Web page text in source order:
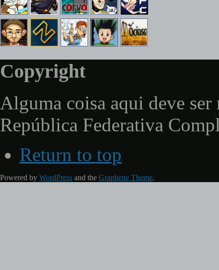
Copyright
Alguma coisa aqui deve ser
República Federativa
Return to top
Powered by WordPress and the Graphene Theme.